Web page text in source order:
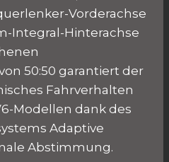
Vorderachse
Integral-Hinterachse
50:50 garantiert der
Fahrverhalten
Modellen dank des
Adaptive
Abstimmung.